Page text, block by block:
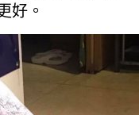
好。